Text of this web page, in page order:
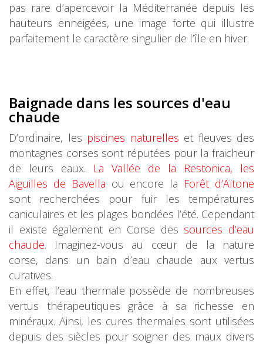
pas rare d’apercevoir la Méditerranée depuis les
hauteurs enneigées, une image forte qui illustre
parfaitement le caractère singulier de l’île en hiver.
Baignade dans les sources d'eau
chaude
D’ordinaire, les piscines naturelles et fleuves des
montagnes corses sont réputées pour la fraicheur
de leurs eaux. La Vallée de la Restonica, les
Aiguilles de Bavella ou encore la Forêt d’Aïtone
sont recherchées pour fuir les températures
caniculaires et les plages bondées l’été. Cependant
il existe également en Corse des sources d’eau
chaude. Imaginez-vous au cœur de la nature
corse, dans un bain d’eau chaude aux vertus
curatives.
En effet, l’eau thermale possède de nombreuses
vertus thérapeutiques grâce à sa richesse en
minéraux. Ainsi, les cures thermales sont utilisées
depuis des siècles pour soigner des maux divers